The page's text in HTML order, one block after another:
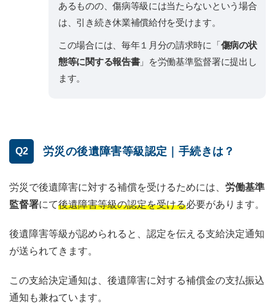
あるものの、傷病等級には当たらないという場合
は、引き続き休業補償給付を受けます。
この場合には、毎年１月分の請求時に「傷病の状
態等に関する報告書」を労働基準監督署に提出し
ます。
Q2 労災の後遺障害等級認定｜手続きは？
労災で後遺障害に対する補償を受けるためには、 労働基準
監督署にて後遺障害等級の認定を受ける必要があります。
後遺障害等級が認められると、認定を伝える支給決定通知
が送られてきます。
この支給決定通知は、後遺障害に対する補償金の支払振込
通知も兼ねています。